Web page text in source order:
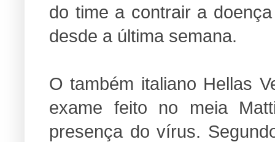
do time a contrair a
desde a última semana.
O também italiano Hellas
exame feito no meia
presença do vírus.